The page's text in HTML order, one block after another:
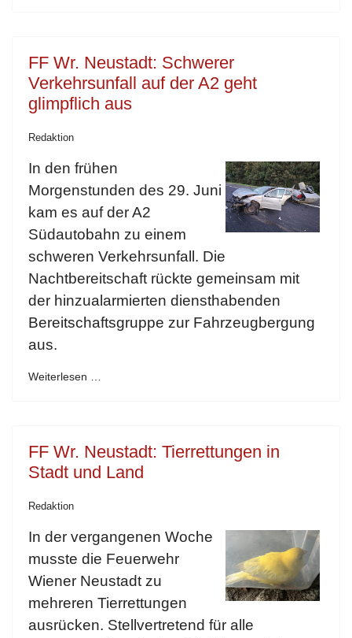
FF Wr. Neustadt: Schwerer
Verkehrsunfall auf der A2 geht
glimpflich aus
Redaktion
In den frühen
Morgenstunden des 29. Juni
kam es auf der A2
Südautobahn zu einem
schweren Verkehrsunfall. Die
Nachtbereitschaft rückte gemeinsam mit
der hinzualarmierten diensthabenden
Bereitschaftsgruppe zur Fahrzeugbergung
aus.
Weiterlesen …
FF Wr. Neustadt: Tierrettungen in
Stadt und Land
Redaktion
In der vergangenen Woche
musste die Feuerwehr
Wiener Neustadt zu
mehreren Tierrettungen
ausrücken. Stellvertretend für alle